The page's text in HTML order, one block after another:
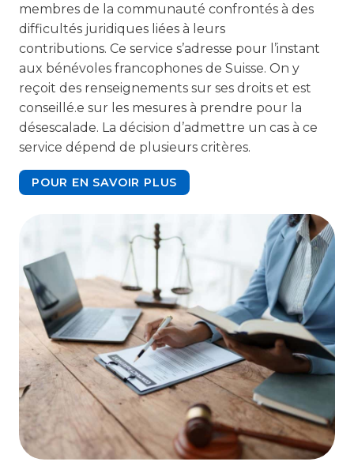
membres de la communauté confrontés à des
difficultés juridiques liées à leurs
contributions. Ce service s’adresse pour l’instant
aux bénévoles francophones de Suisse. On y
reçoit des renseignements sur ses droits et est
conseillé.e sur les mesures à prendre pour la
désescalade. La décision d’admettre un cas à ce
service dépend de plusieurs critères.
POUR EN SAVOIR PLUS